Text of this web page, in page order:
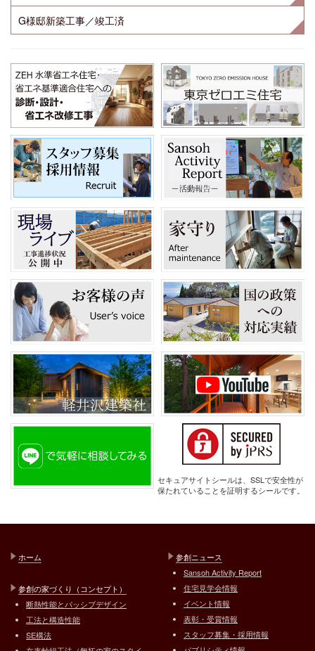
G様邸新築工事／竣工済
セキュアサイトシールは、SSLで安全性が
保たれていることを証明するシールです。
ホーム
参創の家づくり（コンセプト）
断熱性能とパッシブデザイン
工法と構造性能
SE構法
参創ニュース
Sansoh Activity Report
住宅見学会情報
イベント情報
表彰・受賞情報
スタッフ募集・採用情報